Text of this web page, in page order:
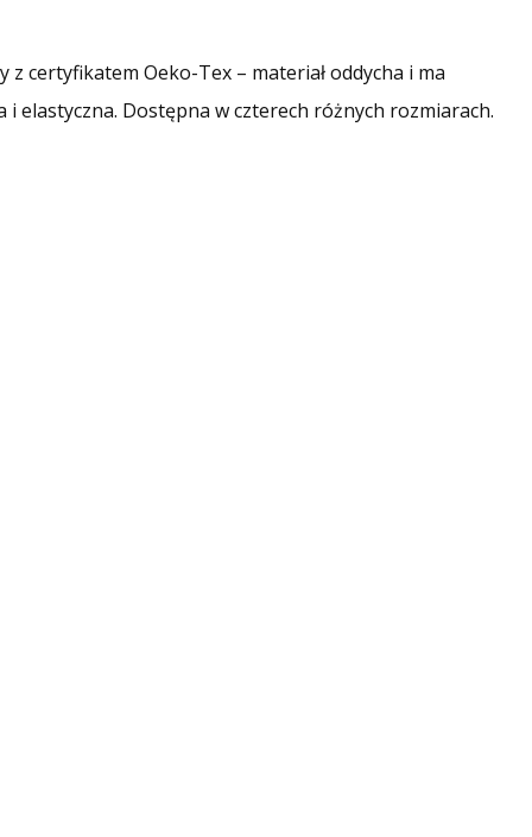
z certyfikatem Oeko-Tex – materiał oddycha i ma
i elastyczna. Dostępna w czterech różnych rozmiarach.